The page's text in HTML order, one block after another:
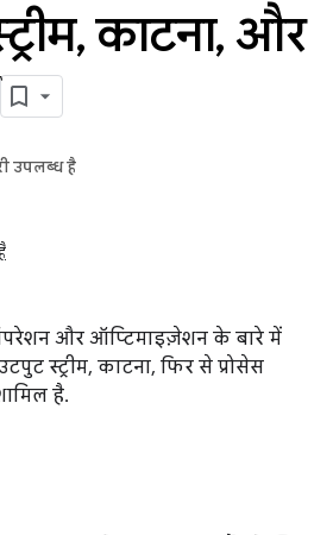
,काटना, और
उपलब्ध है
और ऑप्टिमाइज़ेशन के बारे में
स्ट्रीम, काटना, फिर से प्रोसेस
है.